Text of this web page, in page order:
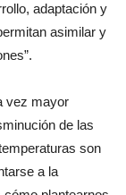
adaptación y
asimilar y
vez mayor
de las
son
a la